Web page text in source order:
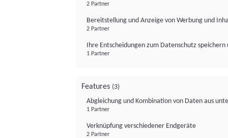
2 Partner
Bereitstellung und Anzeige von Werbung und
2 Partner
Ihre Entscheidungen zum Datenschutz
1 Partner
Features (3)
Abgleichung und Kombination von Daten aus
1 Partner
Verknüpfung verschiedener Endgeräte
2 Partner